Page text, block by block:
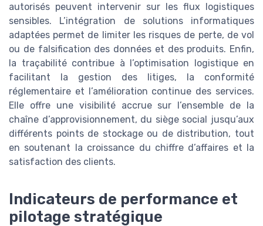
autorisés peuvent intervenir sur les flux logistiques
sensibles. L’intégration de solutions informatiques
adaptées permet de limiter les risques de perte, de vol
ou de falsification des données et des produits. Enfin,
la traçabilité contribue à l’optimisation logistique en
facilitant la gestion des litiges, la conformité
réglementaire et l’amélioration continue des services.
Elle offre une visibilité accrue sur l’ensemble de la
chaîne d’approvisionnement, du siège social jusqu’aux
différents points de stockage ou de distribution, tout
en soutenant la croissance du chiffre d’affaires et la
satisfaction des clients.
Indicateurs de performance et
pilotage stratégique